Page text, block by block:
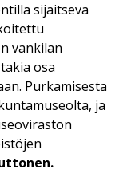
sijaitseva
vankilan
osa
Purkamisesta
ja